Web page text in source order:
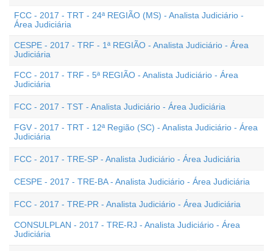
FCC - 2017 - TRT - 24ª REGIÃO (MS) - Analista Judiciário -
Área Judiciária
CESPE - 2017 - TRF - 1ª REGIÃO - Analista Judiciário - Área
Judiciária
FCC - 2017 - TRF - 5ª REGIÃO - Analista Judiciário - Área
Judiciária
FCC - 2017 - TST - Analista Judiciário - Área Judiciária
FGV - 2017 - TRT - 12ª Região (SC) - Analista Judiciário - Área
Judiciária
FCC - 2017 - TRE-SP - Analista Judiciário - Área Judiciária
CESPE - 2017 - TRE-BA - Analista Judiciário - Área Judiciária
FCC - 2017 - TRE-PR - Analista Judiciário - Área Judiciária
CONSULPLAN - 2017 - TRE-RJ - Analista Judiciário - Área
Judiciária